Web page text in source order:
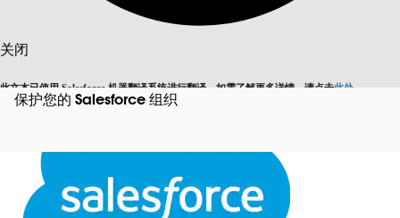
关闭
此文本已使用 Salesforce 机器翻译系统进行翻译。如需了解更多详情，请点击此处
切换为英语 而非现在
关闭关闭
保护您的 Salesforce 组织